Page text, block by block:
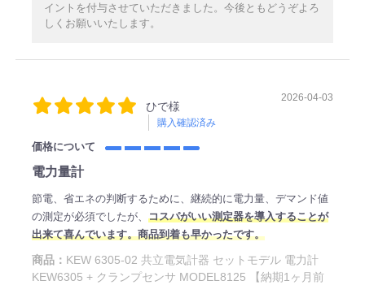
イントを付与させていただきました。今後ともどうぞよろ
しくお願いいたします。
ひで様
購入確認済み
2026-04-03
価格について
電力量計
節電、省エネの判断するために、継続的に電力量、デマンド値
の測定が必須でしたが、 コスパがいい測定器を導入することが
出来て喜んでいます。商品到着も早かったです。
商品： KEW 6305-02 共立電気計器 セットモデル 電力計
KEW6305 + クランプセンサ MODEL8125 【納期1ヶ月前